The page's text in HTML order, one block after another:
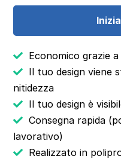
Economico grazie
Il tuo design viene
nitidezza
Il tuo design è
Consegna rapida
lavorativo)
Realizzato in